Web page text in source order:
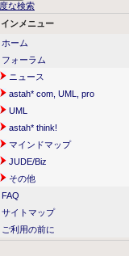
な検索
インメニュー
ホーム
フォーラム
ニュース
astah* com, UML, pro
UML
astah* think!
マインドマップ
JUDE/Biz
その他
FAQ
サイトマップ
ご利用の前に